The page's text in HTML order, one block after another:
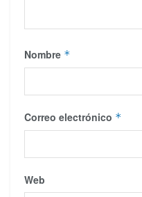
Nombre *
Correo electrónico *
Web